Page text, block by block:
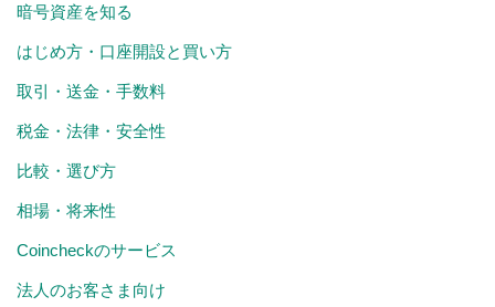
暗号資産を知る
はじめ方・口座開設と買い方
取引・送金・手数料
税金・法律・安全性
比較・選び方
相場・将来性
Coincheckのサービス
法人のお客さま向け